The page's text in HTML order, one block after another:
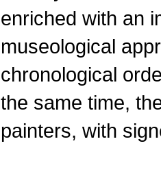
enriched with an
museological
chronological
the same time,
painters, with